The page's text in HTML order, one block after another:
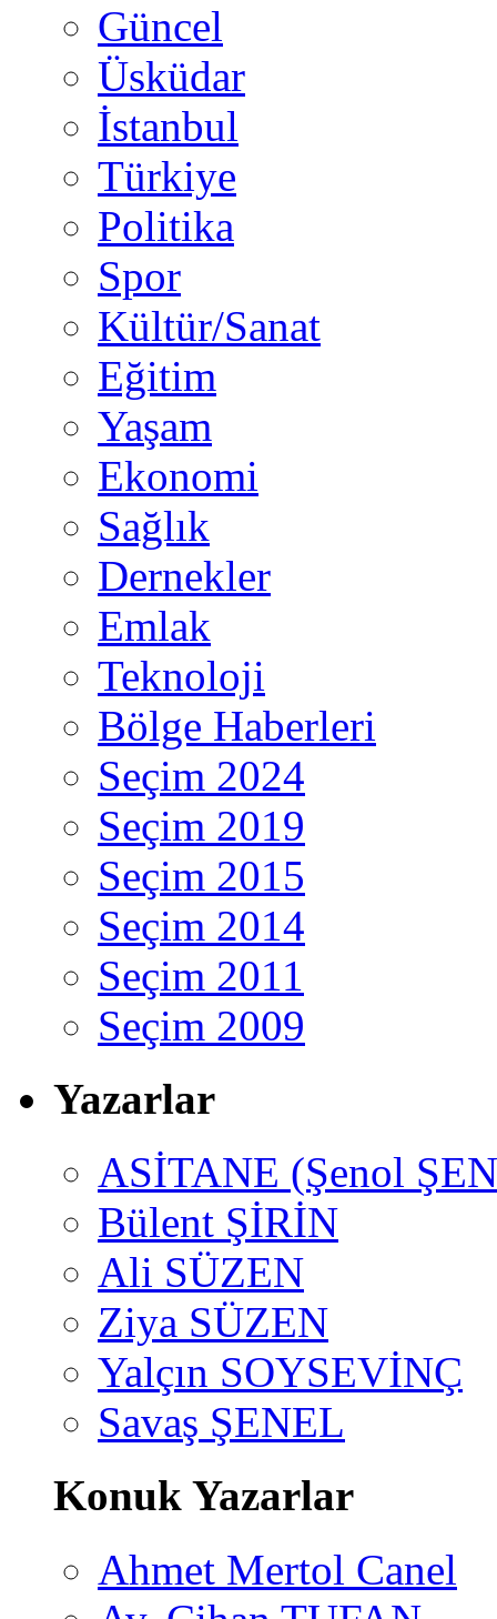
Güncel
Üsküdar
İstanbul
Türkiye
Politika
Spor
Kültür/Sanat
Eğitim
Yaşam
Ekonomi
Sağlık
Dernekler
Emlak
Teknoloji
Bölge Haberleri
Seçim 2024
Seçim 2019
Seçim 2015
Seçim 2014
Seçim 2011
Seçim 2009
Yazarlar
ASİTANE (Şenol
Bülent ŞİRİN
Ali SÜZEN
Ziya SÜZEN
Yalçın SOYSEVİNÇ
Savaş ŞENEL
Konuk Yazarlar
Ahmet Mertol Canel